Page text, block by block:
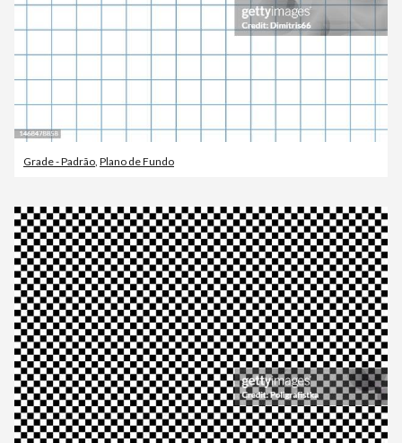
Grade - Padrão, Plano de Fundo